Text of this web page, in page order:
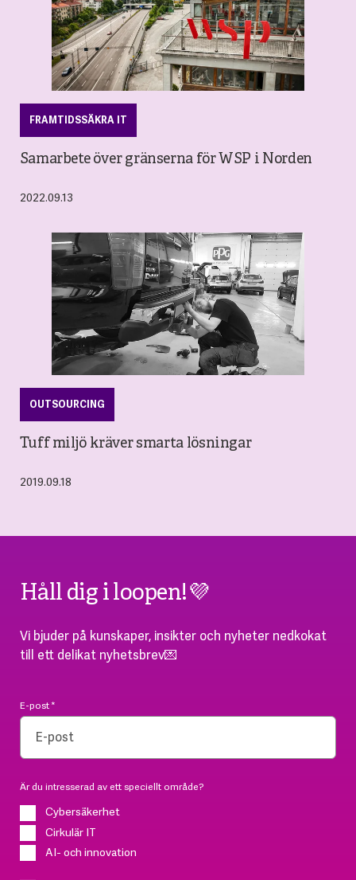
FRAMTIDSSÄKRA IT
Samarbete över gränserna för WSP i Norden
2022.09.13
OUTSOURCING
Tuff miljö kräver smarta lösningar
2019.09.18
Håll dig i loopen!💜
Vi bjuder på kunskaper, insikter och nyheter nedkokat
till ett delikat nyhetsbrev💌
E-post*
Är du intresserad av ett speciellt område?
Cybersäkerhet
Cirkulär IT
AI- och innovation